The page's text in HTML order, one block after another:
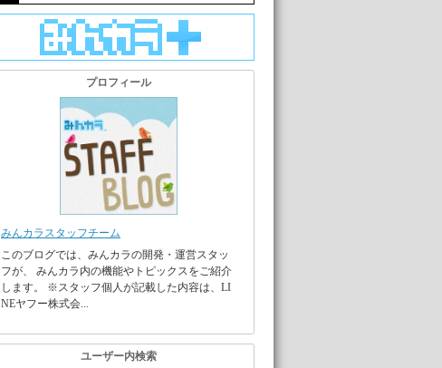
プロフィール
みんカラスタッフチーム
このブログでは、みんカラの開発・運営スタッ
フが、 みんカラ内の機能やトピックスをご紹介
します。 ※スタッフ個人が記載した内容は、LI
NEヤフー株式会...
ユーザー内検索